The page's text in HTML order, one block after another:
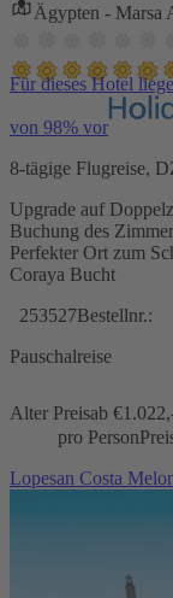
Ägypten - Marsa
Für dieses Hotel
von 98% vor
8-tägige Flugreise,
Upgrade auf
Buchung des
Perfekter Ort zum
Coraya Bucht
253527Bestellnr.:
Pauschalreise
Alter Preisab €
pro Person
Lopesan Costa